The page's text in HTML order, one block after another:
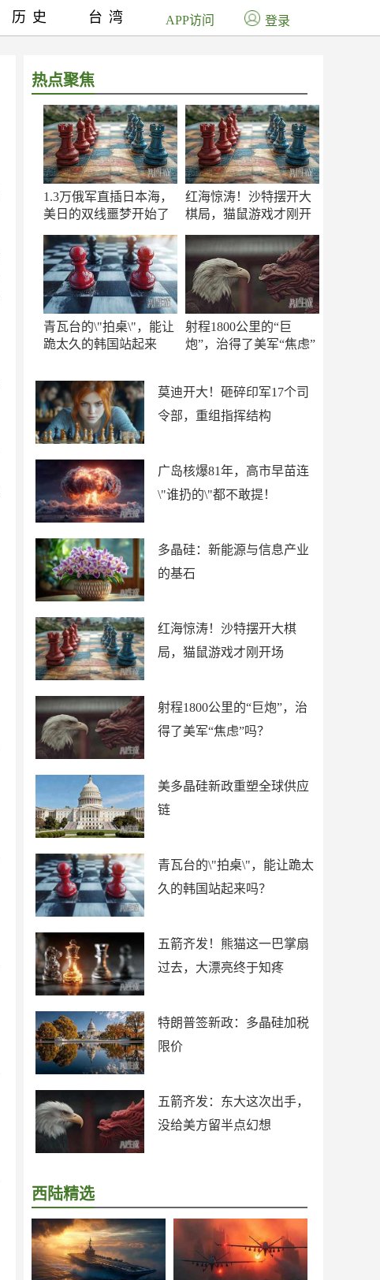
热点聚焦
1.3万俄军直插日本海，
美日的双线噩梦开始了
红海惊涛！沙特摆开大
棋局，猫鼠游戏才刚开
青瓦台的\"拍桌\"，能让
跪太久的韩国站起来
射程1800公里的“巨
炮”，治得了美军“焦虑”
莫迪开大！砸碎印军17个司
令部，重组指挥结构
广岛核爆81年，高市早苗连
\"谁扔的\"都不敢提！
多晶硅：新能源与信息产业
的基石
红海惊涛！沙特摆开大棋
局，猫鼠游戏才刚开场
射程1800公里的“巨炮”，治
得了美军“焦虑”吗？
美多晶硅新政重塑全球供应
链
青瓦台的\"拍桌\"，能让跪太
久的韩国站起来吗？
五箭齐发！熊猫这一巴掌扇
过去，大漂亮终于知疼
特朗普签新政：多晶硅加税
限价
五箭齐发：东大这次出手，
没给美方留半点幻想
西陆精选
历史 台湾 APP访问 登录